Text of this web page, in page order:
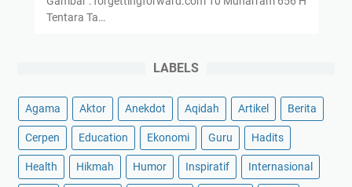
Tentara Ta…
LABELS
Agama Aktor Anekdot Aqidah Artikel Berita
Cerpen Education Ekonomi Guru Hadits
Health Hikmah Humor Inspiratif Internasional